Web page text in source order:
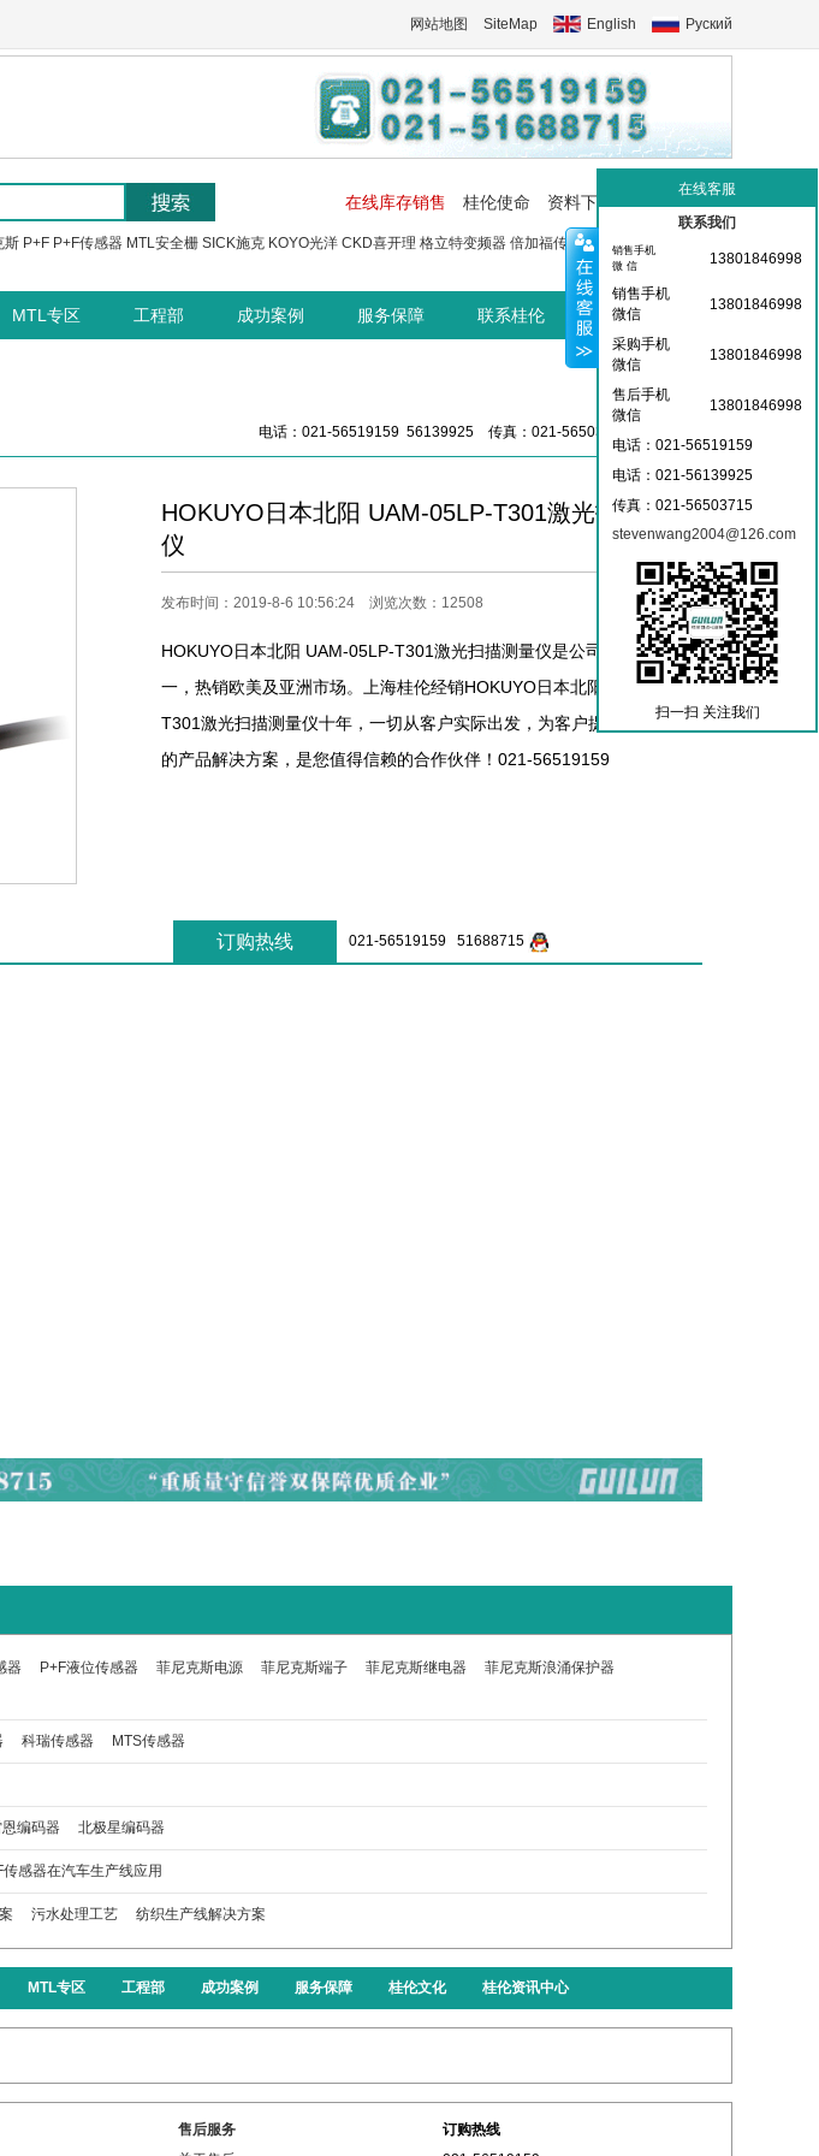
网站地图 SiteMap English Руский
在线库存销售 桂伦使命 资料下载 工控交流中心
斯 P+F P+F传感器 MTL安全栅 SICK施克 KOYO光洋 CKD喜开理 格立特变频器 倍加福传感器 菲尼克斯端子
MTL专区 工程部 成功案例 服务保障 联系桂伦 桂伦资讯中心
电话：021-56519159 56139925 传真：021-56503715 36359826
HOKUYO日本北阳 UAM-05LP-T301激光扫描测量
仪
发布时间：2019-8-6 10:56:24 浏览次数：12508
HOKUYO日本北阳 UAM-05LP-T301激光扫描测量仪是公司主营产品之
一，热销欧美及亚洲市场。上海桂伦经销HOKUYO日本北阳 UAM-05LP-
T301激光扫描测量仪十年，一切从客户实际出发，为客户提供经济实惠
的产品解决方案，是您值得信赖的合作伙伴！021-56519159
订购热线 021-56519159 51688715
器 P+F液位传感器 菲尼克斯电源 菲尼克斯端子 菲尼克斯继电器
菲尼克斯浪涌保护器
科瑞传感器 MTS传感器
编码器 北极星编码器
传感器在汽车生产线应用
污水处理工艺 纺织生产线解决方案
MTL专区 工程部 成功案例 服务保障 桂伦文化 桂伦资讯中心
售后服务
订购热线
在线客服
联系我们
销售手机
微 信
13801846998
销售手机
微信
13801846998
采购手机
微信
13801846998
售后手机
微信
13801846998
电话：021-56519159
电话：021-56139925
传真：021-56503715
stevenwang2004@126.com
扫一扫 关注我们